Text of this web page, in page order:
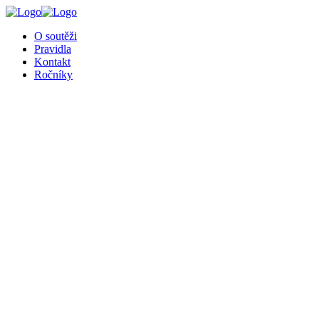
O soutěži
Pravidla
Kontakt
Ročníky